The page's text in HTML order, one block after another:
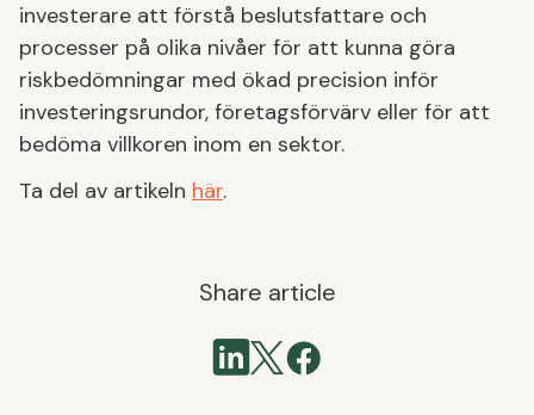
investerare att förstå beslutsfattare och
processer på olika nivåer för att kunna göra
riskbedömningar med ökad precision inför
investeringsrundor, företagsförvärv eller för att
bedöma villkoren inom en sektor.
Ta del av artikeln här.
Share article